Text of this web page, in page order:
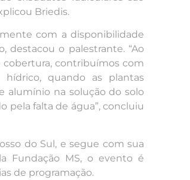
Briedis.
com a disponibilidade
destacou o palestrante. “Ao
contribuímos com
quando as plantas
alumínio na solução do solo
pela falta de água”, concluiu
do Sul, e segue com sua
Fundação MS, o evento é
de programação.